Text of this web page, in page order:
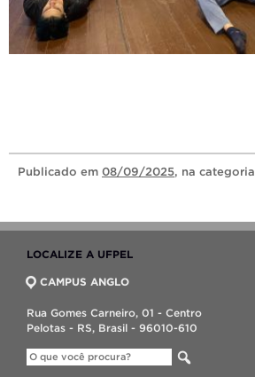
Publicado em 08/09/2025, na categoria
LOCALIZE A UFPEL
CAMPUS ANGLO
Rua Gomes Carneiro, 01 - Centro
Pelotas - RS, Brasil - 96010-610